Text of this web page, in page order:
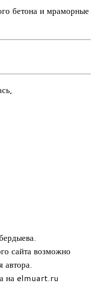
бетона и мраморные
сайта возможно
автора.
на elmuart.ru